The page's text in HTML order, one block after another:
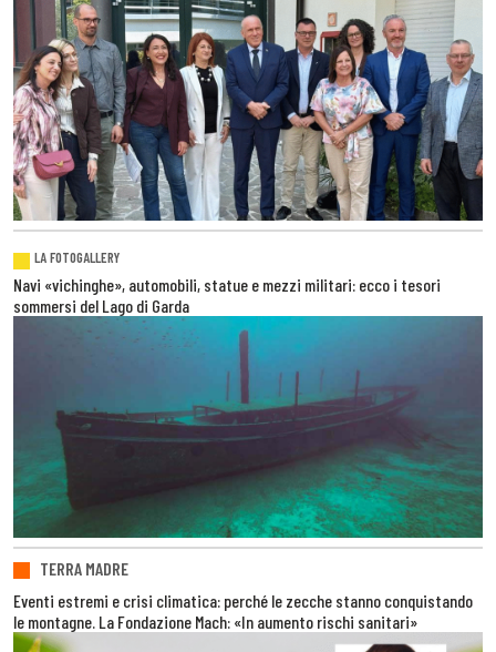
LA FOTOGALLERY
Navi «vichinghe», automobili, statue e mezzi militari: ecco i tesori
sommersi del Lago di Garda
TERRA MADRE
Eventi estremi e crisi climatica: perché le zecche stanno conquistando
le montagne. La Fondazione Mach: «In aumento rischi sanitari»